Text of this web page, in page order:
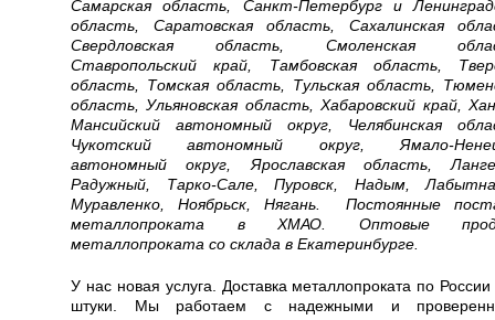
Самарская область, Санкт-Петербург и
область, Саратовская область, Сахалинская
Свердловская область, Смоленская
Ставропольский край, Тамбовская область,
область, Томская область, Тульская область,
область, Ульяновская область, Хабаровский край,
Мансийский автономный округ, Челябинская
Чукотский автономный округ, Ямало-
автономный округ, Ярославская область,
Радужный, Тарко-Сале, Пуровск, Надым,
Муравленко, Ноябрьск, Нягань. Постоянные
металлопроката в ХМАО. Оптовые
металлопроката со склада в Екатеринбурге.
У нас новая услуга. Доставка металлопроката по России
штуки. Мы работаем с надежными и